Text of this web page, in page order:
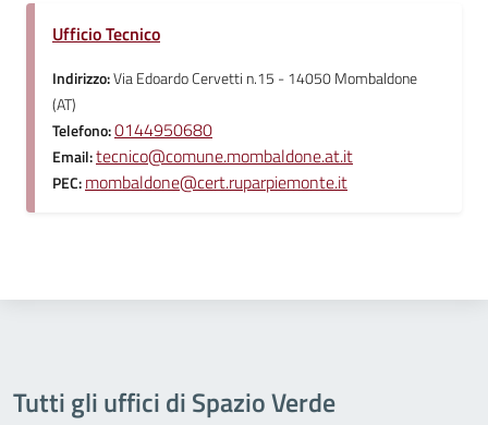
Ufficio Tecnico
Indirizzo:Via Edoardo Cervetti n.15 - 14050 Mombaldone
(AT)
Telefono:0144950680
Email:tecnico@comune.mombaldone.at.it
PEC:mombaldone@cert.ruparpiemonte.it
Tutti gli uffici di Spazio Verde